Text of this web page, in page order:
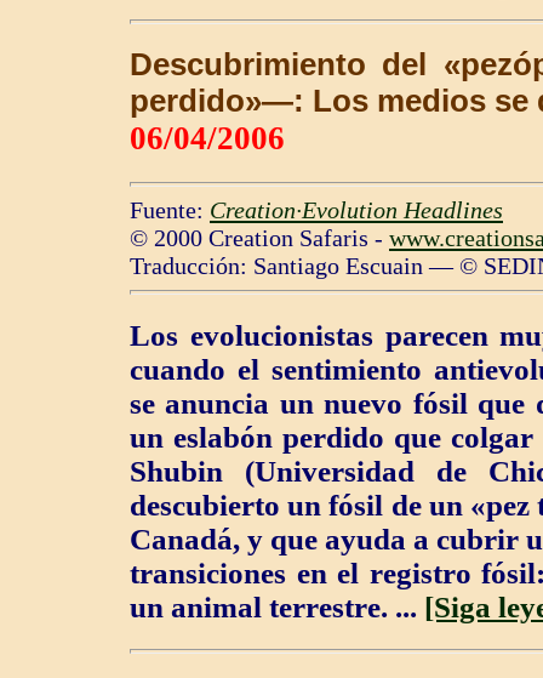
Descubrimiento del
perdido»—: Los medios se
06/04/2006
Fuente: Creation·Evolution Headlines
© 2000 Creation Safaris -
Traducción: Santiago Escuain — ©
Los evolucionistas parecen
cuando el sentimiento
se anuncia un nuevo fósil que
un eslabón perdido que colgar
Shubin (Universidad de
descubierto un fósil de un
Canadá, y que ayuda a cubrir
transiciones en el registro
un animal terrestre. ... [Siga